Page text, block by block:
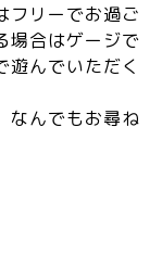
フリーでお過ご
場合はゲージで
遊んでいただく
なんでもお尋ね